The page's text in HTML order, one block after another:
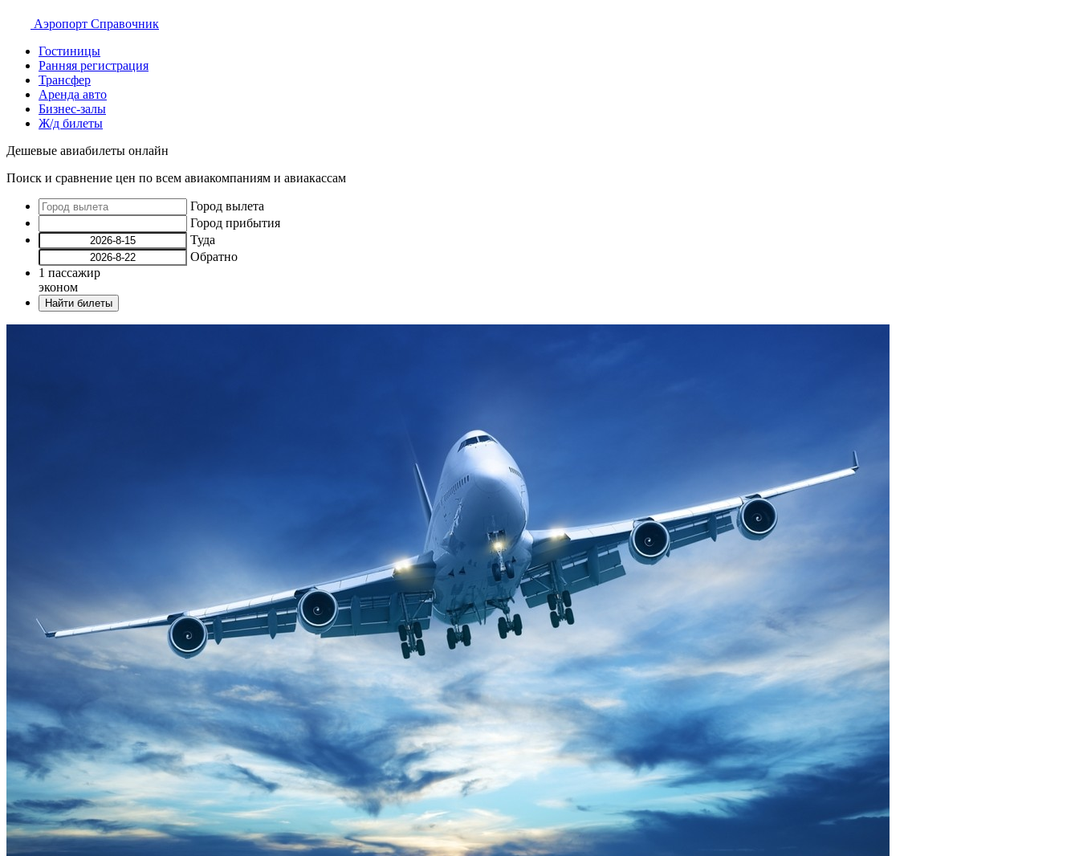
Аэропорт Справочник
Гостиницы
Ранняя регистрация
Трансфер
Аренда авто
Бизнес-залы
Ж/д билеты
Дешевые авиабилеты онлайн
Поиск и сравнение цен по всем авиакомпаниям и авиакассам
Город вылета
Город прибытия
Туда
Обратно
1 пассажир
эконом
Найти билеты